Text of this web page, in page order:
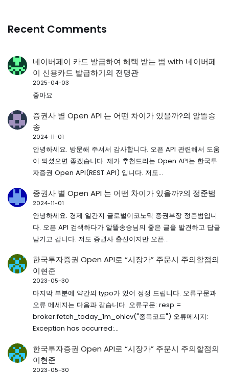
Recent Comments
네이버페이 카드 발급하여 혜택 받는 법 with 네이버페
이 신용카드 발급하기의 전명관
2025-04-03
좋아요
증권사 별 Open API 는 어떤 차이가 있을까?의 알뜰송
송
2024-11-01
안녕하세요. 방문해 주셔서 감사합니다. 오픈 API 관련해서 도움
이 되셨으면 좋겠습니다. 제가 추천드리는 Open API는 한국투
자증권 Open API(REST API) 입니다. 저도…
증권사 별 Open API 는 어떤 차이가 있을까?의 정준범
2024-11-01
안녕하세요. 경제 일간지 글로벌이코노믹 증권부장 정준범입니
다. 오픈 API 검색하다가 알뜰송송님의 좋은 글을 발견하고 답글
남기고 갑니다. 저도 증권사 출신이지만 오픈…
한국투자증권 Open API로 “시장가” 주문시 주의할점의
이현준
2023-05-30
마지막 부분에 약간의 typo가 있어 정정 드립니다. 오류구문과
오류 메세지는 다음과 같습니다. 오류구문: resp =
broker.fetch_today_1m_ohlcv("종목코드") 오류메시지:
Exception has occurred:…
한국투자증권 Open API로 “시장가” 주문시 주의할점의
이현준
2023-05-30